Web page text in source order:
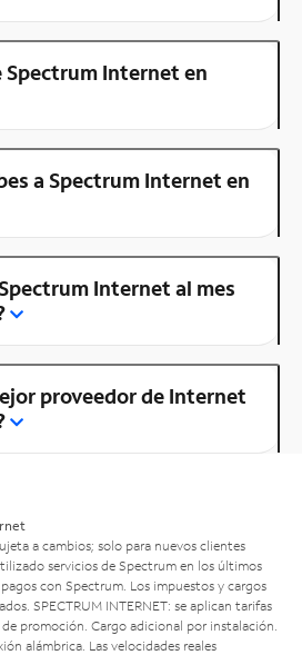
Spectrum Internet en
a Spectrum Internet en
Internet al mes
proveedor de Internet
a cambios; solo para nuevos clientes
servicios de Spectrum en los últimos
con Spectrum. Los impuestos y cargos
SPECTRUM INTERNET: se aplican tarifas
promoción. Cargo adicional por instalación.
alámbrica. Las velocidades reales